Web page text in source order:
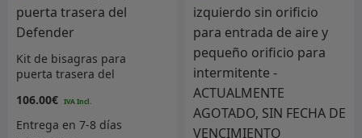
Kit de bisagras para
puerta trasera del
106.00€